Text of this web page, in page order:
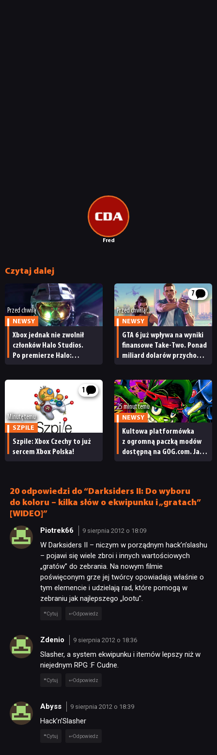
Fred
Czytaj dalej
Przed chwilą
NEWSY
Xbox jednak nie zwolnił
członków Halo Studios.
Po premierze Halo:
7
Przed chwilą
NEWSY
GTA 6 już wpływa na wyniki
finansowe Take-Two. Ponad
miliard dolarów przychodu
1
Minutę temu
SZPILE
Szpile: Xbox Czechy to już
sercem Xbox Polska!
25 minut temu
NEWSY
Kultowa platformówka
z ogromną paczką modów
dostępną na GOG.com. Jazz
20 odpowiedzi do “Darksiders II: Do wyboru
do koloru – kilka słów o ekwipunku i „gratach”
[WIDEO]”
Piotrek66 9 sierpnia 2012 o 18:09
W Darksiders II – niczym w porządnym hack’n’slashu
– pojawi się wiele zbroi i innych wartościowych
„gratów” do zebrania. Na nowym filmie
poświęconym grze jej twórcy opowiadają właśnie o
tym elemencie i udzielają rad, które pomogą w
zebraniu jak najlepszego „lootu”.
Cytuj Odpowiedz
Zdenio 9 sierpnia 2012 o 18:36
Slasher, a system ekwipunku i itemów lepszy niż w
niejednym RPG :F Cudne.
Cytuj Odpowiedz
Abyss 9 sierpnia 2012 o 18:39
Hack’n’Slasher
Cytuj Odpowiedz